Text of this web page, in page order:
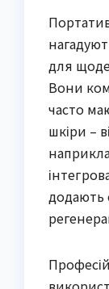
для
Вони
часто
шкіри –
додають